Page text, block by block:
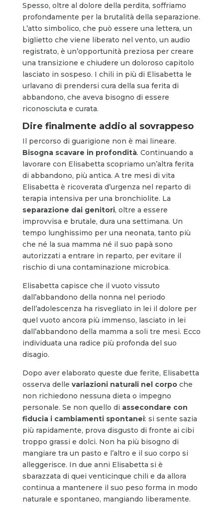
Spesso, oltre al dolore della perdita, soffriamo
profondamente per la brutalità della separazione.
L’atto simbolico, che può essere una lettera, un
biglietto che viene liberato nel vento, un audio
registrato, è un’opportunità preziosa per creare
una transizione e chiudere un doloroso capitolo
lasciato in sospeso. I chili in più di Elisabetta le
urlavano di prendersi cura della sua ferita di
abbandono, che aveva bisogno di essere
riconosciuta e curata.
Dire finalmente addio al sovrappeso
Il percorso di guarigione non è mai lineare.
Bisogna scavare in profondità. Continuando a
lavorare con Elisabetta scopriamo un’altra ferita
di abbandono, più antica. A tre mesi di vita
Elisabetta è ricoverata d’urgenza nel reparto di
terapia intensiva per una bronchiolite. La
separazione dai genitori, oltre a essere
improvvisa e brutale, dura una settimana. Un
tempo lunghissimo per una neonata, tanto più
che né la sua mamma né il suo papà sono
autorizzati a entrare in reparto, per evitare il
rischio di una contaminazione microbica.
Elisabetta capisce che il vuoto vissuto
dall’abbandono della nonna nel periodo
dell’adolescenza ha risvegliato in lei il dolore per
quel vuoto ancora più immenso, lasciato in lei
dall’abbandono della mamma a soli tre mesi. Ecco
individuata una radice più profonda del suo
disagio.
Dopo aver elaborato queste due ferite, Elisabetta
osserva delle variazioni naturali nel corpoche
non richiedono nessuna dieta o impegno
personale. Se non quello di assecondare con
fiducia i cambiamenti spontanei: si sente sazia
più rapidamente, prova disgusto di fronte ai cibi
troppo grassi e dolci. Non ha più bisogno di
mangiare tra un pasto e l’altro e il suo corpo si
alleggerisce. In due anni Elisabetta si è
sbarazzata di quei venticinque chili e da allora
continua a mantenere il suo peso forma in modo
naturale e spontaneo, mangiando liberamente.